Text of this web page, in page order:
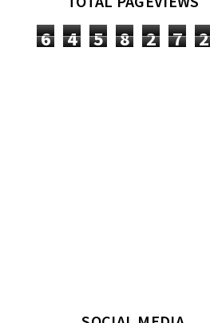
6 4 5 8 2 7 2